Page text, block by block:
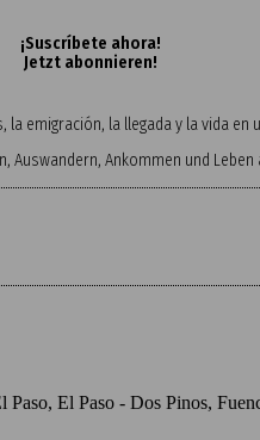
¡Suscríbete ahora!
Jetzt abonnieren!
emigración, la llegada y la vida
Auswandern, Ankommen und
El Paso - Dos Pinos,